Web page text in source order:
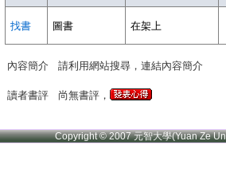
找書 圖書 在架上
內容簡介 請利用網站搜尋，連結內容簡介
讀者書評 尚無書評，
Copyright © 2007 元智大學(Yuan Ze